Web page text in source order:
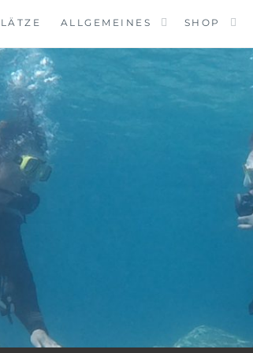
ALLGEMEINES SHOP